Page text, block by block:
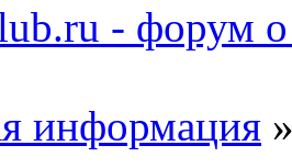
- форум
информация